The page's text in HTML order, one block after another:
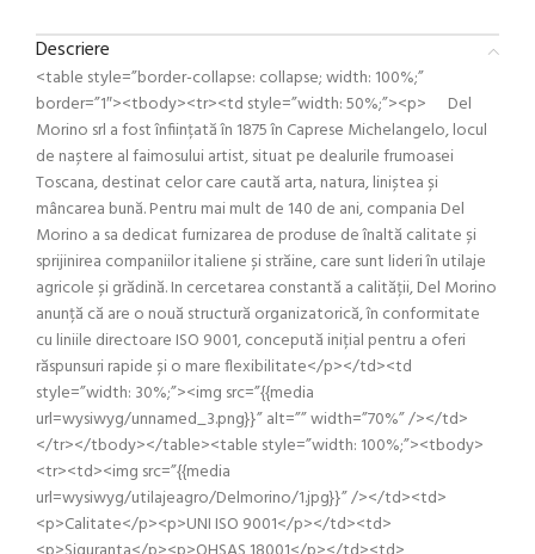
Descriere
<table style=”border-collapse: collapse; width: 100%;”
border=”1″><tbody><tr><td style=”width: 50%;”><p> Del
Morino srl a fost înființată în 1875 în Caprese Michelangelo, locul
de naștere al faimosului artist, situat pe dealurile frumoasei
Toscana, destinat celor care caută arta, natura, liniștea și
mâncarea bună. Pentru mai mult de 140 de ani, compania Del
Morino a sa dedicat furnizarea de produse de înaltă calitate și
sprijinirea companiilor italiene și străine, care sunt lideri în utilaje
agricole și grădină. In cercetarea constantă a calității, Del Morino
anunță că are o nouă structură organizatorică, în conformitate
cu liniile directoare ISO 9001, concepută inițial pentru a oferi
răspunsuri rapide și o mare flexibilitate</p></td><td
style=”width: 30%;”><img src=”{{media
url=wysiwyg/unnamed_3.png}}” alt=”” width=”70%” /></td>
</tr></tbody></table><table style=”width: 100%;”><tbody>
<tr><td><img src=”{{media
url=wysiwyg/utilajeagro/Delmorino/1.jpg}}” /></td><td>
<p>Calitate</p><p>UNI ISO 9001</p></td><td>